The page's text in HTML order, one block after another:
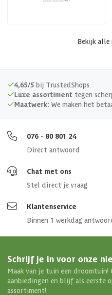
Bekijk alle
4,65/5 bij TrustedShops
Luxe assortiment tegen
Maatwerk: We maken het
076 - 80 801 24
Direct antwoord
Chat met ons
Stel direct je vraag
Klantenservice
Binnen 1 werkdag
Schrijf je in voor onze
Maak van je tuin een droomtuin!
aanbiedingen en blijf als eerste
assortiment!